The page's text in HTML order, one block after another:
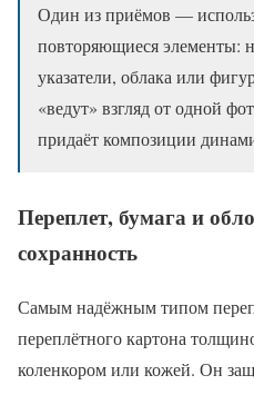
Один из приёмов —
повторяющиеся элементы:
указатели, облака или
«ведут» взгляд от одной
придаёт композиции
Переплет, бумага и
сохранность
Самым надёжным типом
переплётного картона
коленкором или кожей. Он